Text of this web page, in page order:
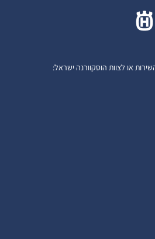
או לצוות הוסקוורנה ישראל: